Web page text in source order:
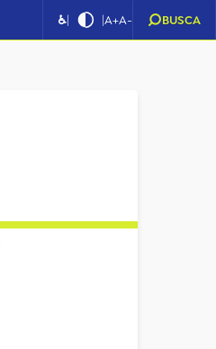
♿| |A+A- BUSCA